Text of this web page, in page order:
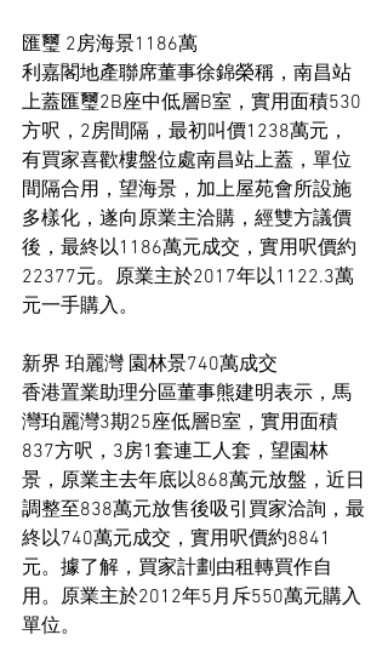
匯璽 2房海景1186萬
利嘉閣地產聯席董事徐錦榮稱，南昌站
上蓋匯璽2B座中低層B室，實用面積530
方呎，2房間隔，最初叫價1238萬元，
有買家喜歡樓盤位處南昌站上蓋，單位
間隔合用，望海景，加上屋苑會所設施
多樣化，遂向原業主洽購，經雙方議價
後，最終以1186萬元成交，實用呎價約
22377元。原業主於2017年以1122.3萬
元一手購入。
新界 珀麗灣 園林景740萬成交
香港置業助理分區董事熊建明表示，馬
灣珀麗灣3期25座低層B室，實用面積
837方呎，3房1套連工人套，望園林
景，原業主去年底以868萬元放盤，近日
調整至838萬元放售後吸引買家洽詢，最
終以740萬元成交，實用呎價約8841
元。據了解，買家計劃由租轉買作自
用。原業主於2012年5月斥550萬元購入
單位。